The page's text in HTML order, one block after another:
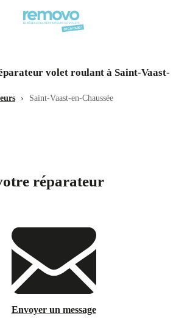
volet roulant à Saint-Vaast-
› Saint-Vaast-en-Chaussée
réparateur
Envoyer un message